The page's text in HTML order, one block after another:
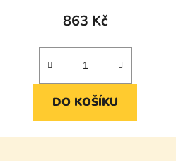
863 Kč
DO KOŠÍKU